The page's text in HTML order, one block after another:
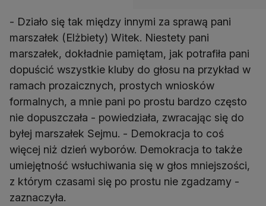
- Działo się tak między innymi za sprawą pani
marszałek (Elżbiety) Witek. Niestety pani
marszałek, dokładnie pamiętam, jak potrafiła pani
dopuścić wszystkie kluby do głosu na przykład w
ramach prozaicznych, prostych wniosków
formalnych, a mnie pani po prostu bardzo często
nie dopuszczała - powiedziała, zwracając się do
byłej marszałek Sejmu. - Demokracja to coś
więcej niż dzień wyborów. Demokracja to także
umiejętność wsłuchiwania się w głos mniejszości,
z którym czasami się po prostu nie zgadzamy -
zaznaczyła.